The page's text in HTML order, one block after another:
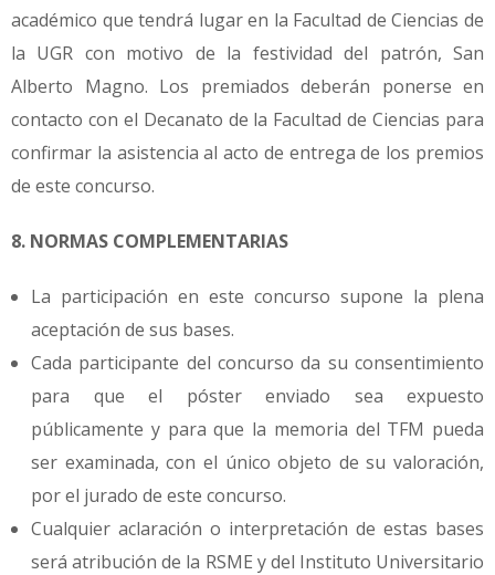
académico que tendrá lugar en la Facultad de Ciencias de
la UGR con motivo de la festividad del patrón, San
Alberto Magno. Los premiados deberán ponerse en
contacto con el Decanato de la Facultad de Ciencias para
confirmar la asistencia al acto de entrega de los premios
de este concurso.
8. NORMAS COMPLEMENTARIAS
La participación en este concurso supone la plena
aceptación de sus bases.
Cada participante del concurso da su consentimiento
para que el póster enviado sea expuesto
públicamente y para que la memoria del TFM pueda
ser examinada, con el único objeto de su valoración,
por el jurado de este concurso.
Cualquier aclaración o interpretación de estas bases
será atribución de la RSME y del Instituto Universitario